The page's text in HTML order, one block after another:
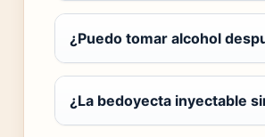
¿Puedo tomar alcohol
¿La bedoyecta inyectable